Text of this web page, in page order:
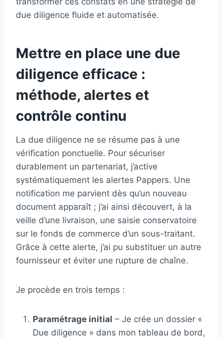
due diligence fluide et automatisée.
Mettre en place une due
diligence efficace :
méthode, alertes et
contrôle continu
La due diligence ne se résume pas à une
vérification ponctuelle. Pour sécuriser
durablement un partenariat, j’active
systématiquement les alertes Pappers. Une
notification me parvient dès qu’un nouveau
document apparaît ; j’ai ainsi découvert, à la
veille d’une livraison, une saisie conservatoire
sur le fonds de commerce d’un sous-traitant.
Grâce à cette alerte, j’ai pu substituer un autre
fournisseur et éviter une rupture de chaîne.
Je procède en trois temps :
Paramétrage initial – Je crée un dossier «
Due diligence » dans mon tableau de bord,